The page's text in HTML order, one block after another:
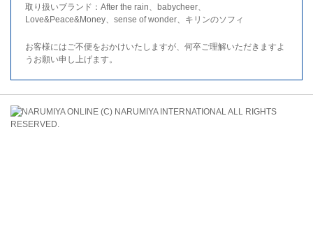
取り扱いブランド：After the rain、babycheer、
Love&Peace&Money、sense of wonder、キリンのソフィ
お客様にはご不便をおかけいたしますが、何卒ご理解いただきますよ
うお願い申し上げます。